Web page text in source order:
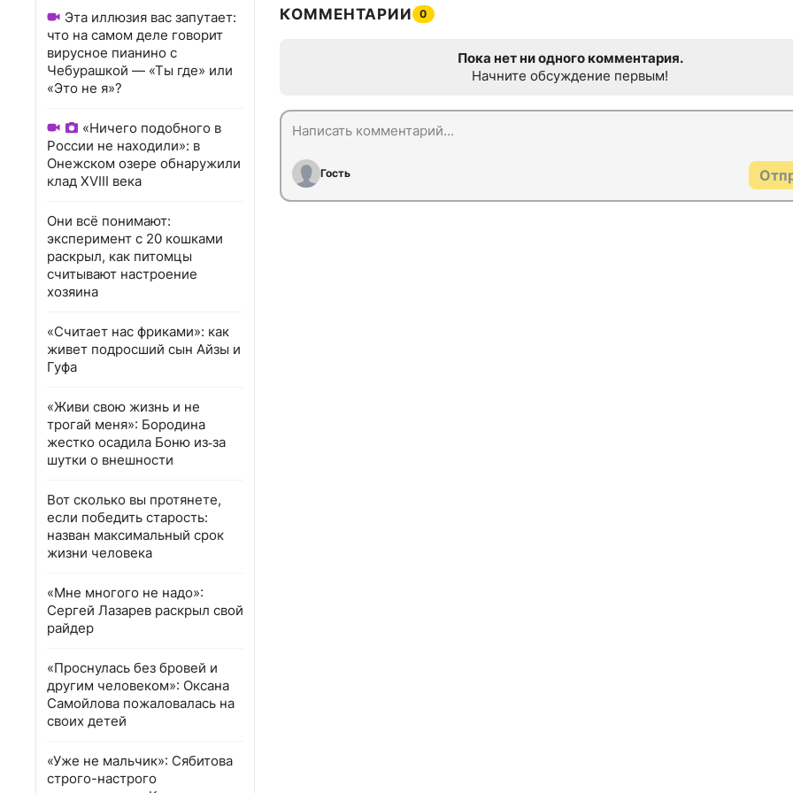
Эта иллюзия вас запутает:
что на самом деле говорит
вирусное пианино с
Чебурашкой — «Ты где» или
«Это не я»?
«Ничего подобного в
России не находили»: в
Онежском озере обнаружили
клад XVIII века
Они всё понимают:
эксперимент с 20 кошками
раскрыл, как питомцы
считывают настроение
хозяина
«Считает нас фриками»: как
живет подросший сын Айзы и
Гуфа
«Живи свою жизнь и не
трогай меня»: Бородина
жестко осадила Боню из‑за
шутки о внешности
Вот сколько вы протянете,
если победить старость:
назван максимальный срок
жизни человека
«Мне многого не надо»:
Сергей Лазарев раскрыл свой
райдер
«Проснулась без бровей и
другим человеком»: Оксана
Самойлова пожаловалась на
своих детей
«Уже не мальчик»: Сябитова
строго-настрого
КОММЕНТАРИИ 0
Пока нет ни одного комментария.
Начните обсуждение первым!
Гость